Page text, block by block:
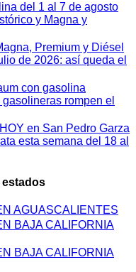
del 1 al 7 de agosto
y Magna y
Premium y Diésel
de 2026: así queda el
con gasolina
rompen el
en San Pedro Garza
esta semana del 18 al
estados
AGUASCALIENTES
BAJA CALIFORNIA
BAJA CALIFORNIA